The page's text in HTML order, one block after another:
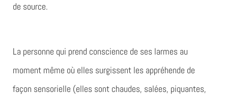
de source.
La personne qui prend conscience de ses larmes au
moment même où elles surgissent les appréhende de
façon sensorielle (elles sont chaudes, salées, piquantes,